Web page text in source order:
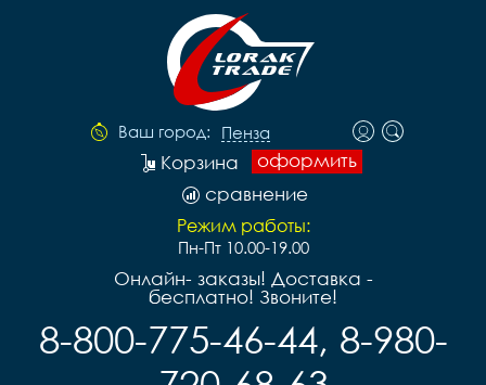
Ваш город: Пенза
оформить
Корзина
сравнение
Режим работы:
Пн-Пт 10.00-19.00
Онлайн- заказы! Доставка -
бесплатно! Звоните!
8-800-775-46-44, 8-980-